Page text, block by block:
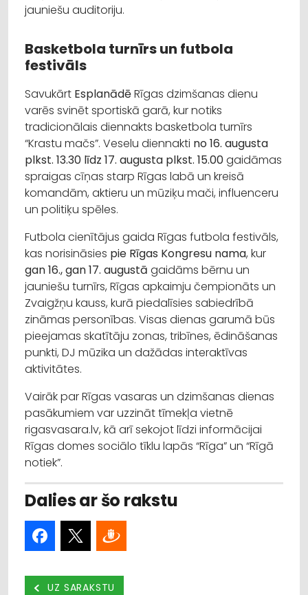
jauniešu auditoriju.
Basketbola turnīrs un futbola
festivāls
Savukārt EsplanādēRīgas dzimšanas dienu
varēs svinēt sportiskā garā, kur notiks
tradicionālais diennakts basketbola turnīrs
“Krastu mačs”. Veselu diennakti no 16. augusta
plkst. 13.30 līdz 17. augusta plkst. 15.00gaidāmas
spraigas cīņas starp Rīgas labā un kreisā
komandām, aktieru un mūziķu mači, influenceru
un politiķu spēles.
Futbola cienītājus gaida Rīgas futbola festivāls,
kas norisināsies pie Rīgas Kongresu nama, kur
gan 16., gan 17. augustā gaidāms bērnu un
jauniešu turnīrs, Rīgas apkaimju čempionāts un
Zvaigžņu kauss, kurā piedalīsies sabiedrībā
zināmas personības. Visas dienas garumā būs
pieejamas skatītāju zonas, tribīnes, ēdināšanas
punkti, DJ mūzika un dažādas interaktīvas
aktivitātes.
Vairāk par Rīgas vasaras un dzimšanas dienas
pasākumiem var uzzināt tīmekļa vietnē
rigasvasara.lv, kā arī sekojot līdzi informācijai
Rīgas domes sociālo tīklu lapās “Rīga” un “Rīgā
notiek”.
Dalies ar šo rakstu
UZ SARAKSTU